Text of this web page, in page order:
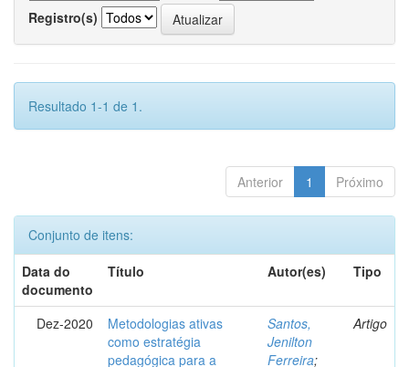
Registro(s)
Resultado 1-1 de 1.
Anterior 1 Próximo
Conjunto de itens:
Data do
documento
Título Autor(es) Tipo
Dez-2020
Metodologias ativas
como estratégia
pedagógica para a
Santos,
Jenilton
Ferreira;
Artigo